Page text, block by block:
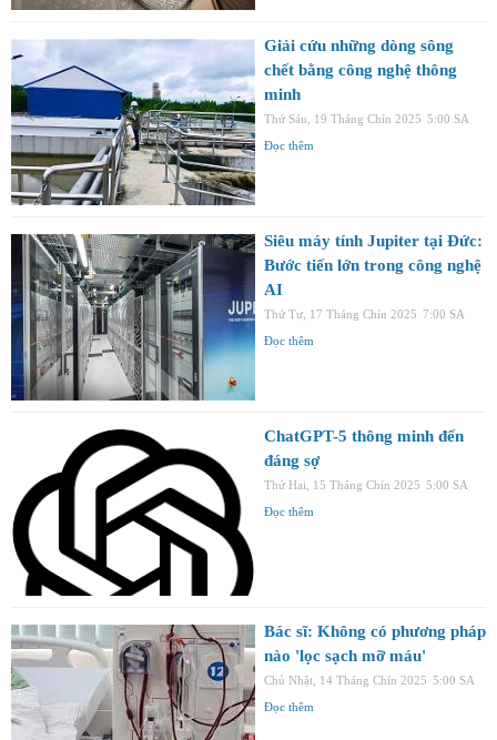
Giải cứu những dòng sông
chết bằng công nghệ thông
minh
Thứ Sáu, 19 Tháng Chín 2025 5:00 SA
Đọc thêm
Siêu máy tính Jupiter tại Đức:
Bước tiến lớn trong công nghệ
AI
Thứ Tư, 17 Tháng Chín 2025 7:00 SA
Đọc thêm
ChatGPT-5 thông minh đến
đáng sợ
Thứ Hai, 15 Tháng Chín 2025 5:00 SA
Đọc thêm
Bác sĩ: Không có phương pháp
nào 'lọc sạch mỡ máu'
Chủ Nhật, 14 Tháng Chín 2025 5:00 SA
Đọc thêm